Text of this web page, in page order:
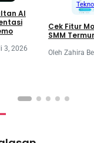
AI
3, 2026
Cek Fitur
SMM
Oleh Zahira